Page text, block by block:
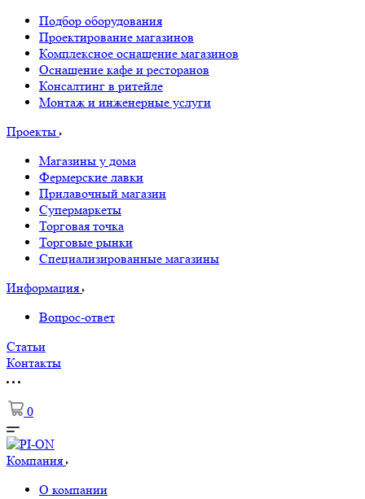
Подбор оборудования
Проектирование магазинов
Комплексное оснащение магазинов
Оснащение кафе и ресторанов
Консалтинг в ритейле
Монтаж и инженерные услуги
Проекты
Магазины у дома
Фермерские лавки
Прилавочный магазин
Супермаркеты
Торговая точка
Торговые рынки
Специализированные магазины
Информация
Вопрос-ответ
Статьи
Контакты
0
Компания
О компании